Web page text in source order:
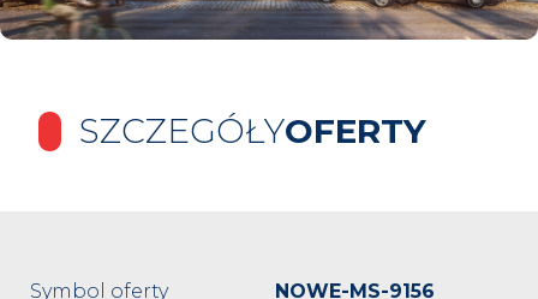
SZCZEGÓŁYOFERTY
Symbol oferty
NOWE-MS-9156